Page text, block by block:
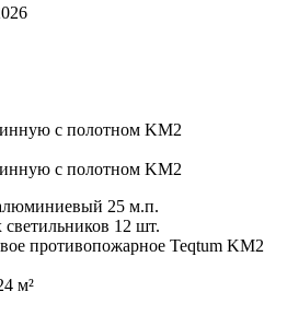
с полотном KM2
с полотном KM2
25 м.п.
12 шт.
противопожарное Teqtum KM2
м²